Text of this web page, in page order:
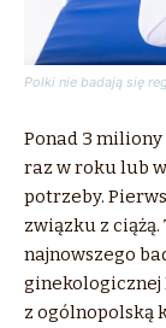
Polki nie badają się
Ponad 3
raz w roku lub
potrzeby.
związku z
najnowszego
ginekologicznej
z ogólnopolską